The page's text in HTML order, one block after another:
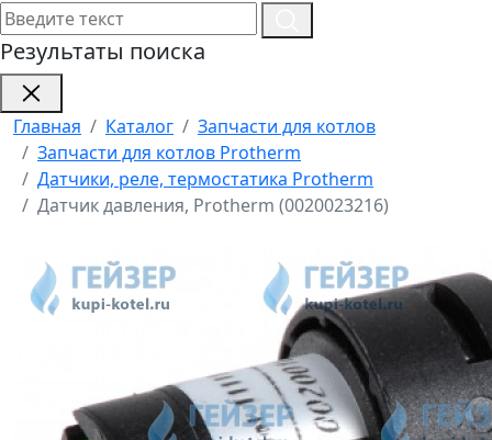
Результаты поиска
Главная Каталог
Запчасти для котлов
Запчасти для котлов Protherm
Датчики, реле, термостатика Protherm
Датчик давления, Protherm (0020023216)